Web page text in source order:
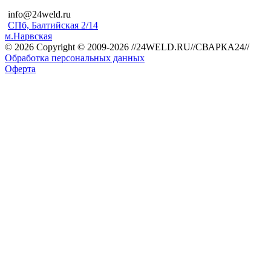
info@24weld.ru
СПб, Балтийская 2/14
м.Нарвская
© 2026 Copyright © 2009-2026 //24WELD.RU//СВАРКА24//
Обработка персональных данных
Оферта